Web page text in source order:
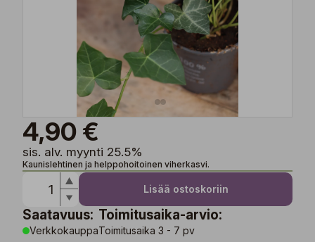
4,90 €
sis. alv. myynti 25.5%
Kaunislehtinen ja helppohoitoinen viherkasvi.
Lisää ostoskoriin
Saatavuus:
Verkkokauppa
Toimitusaika-arvio:
Toimitusaika 3 - 7 pv